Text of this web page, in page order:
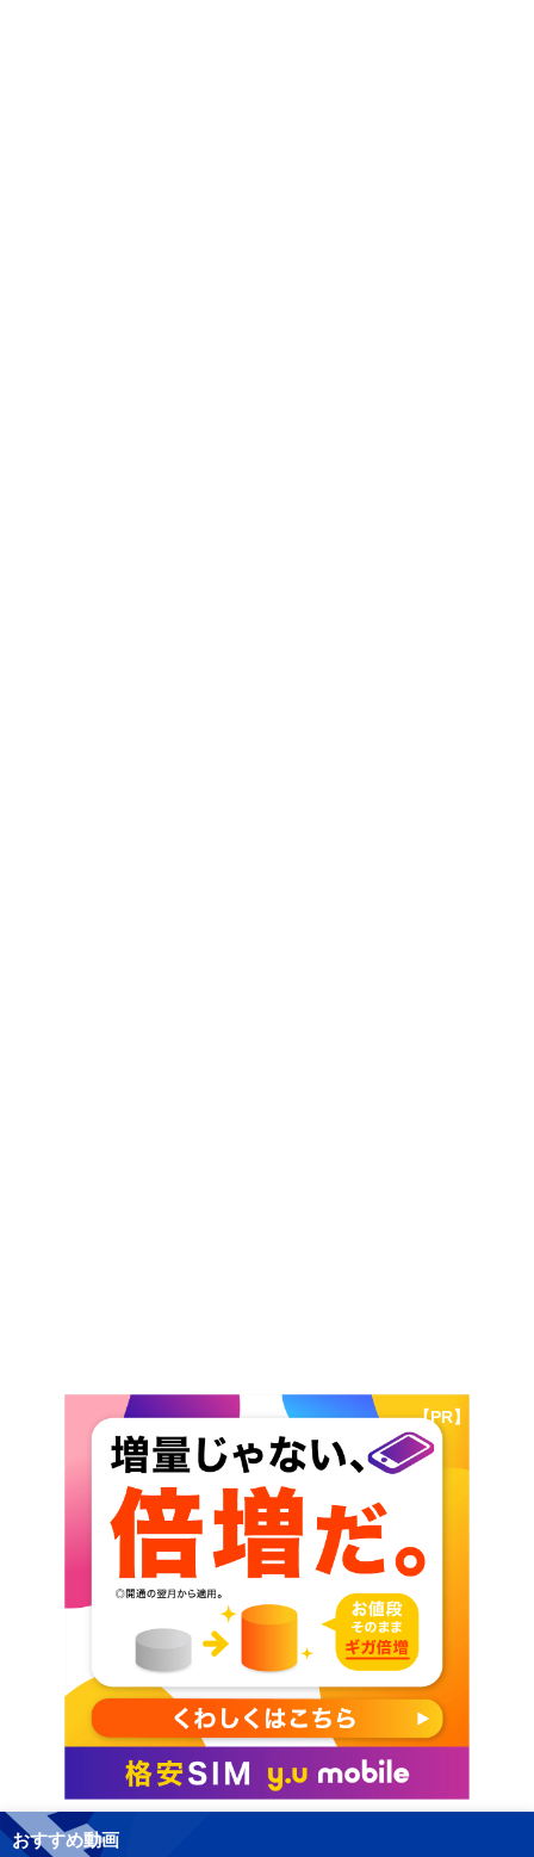
【PR】
おすすめ動画